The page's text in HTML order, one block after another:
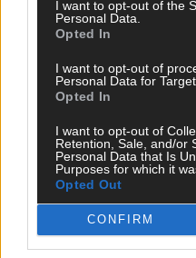
I want to opt-out of the
Personal Data.
Opted In
I want to opt-out of
Personal Data for
Opted In
I want to opt-out of
Retention, Sale, and/or
Personal Data that Is
Purposes for which it
Opted Out
CONFIRM
ESC-Halbfinale 2: Das
sechs zittern, einer
Mai 2026
Wer zahlt, steht im Finale –
Mai 2026
Eurovision Song Contest
Abend in Bildern